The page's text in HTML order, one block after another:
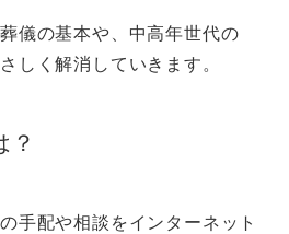
儀の基本や、中高年世代の
しく解消していきます。
？
手配や相談をインターネット